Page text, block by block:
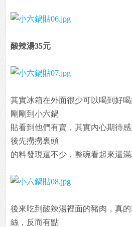
酸辣湯35元
其實冰箱在外面很少可以喝到好
剛剛到小六鍋
貼看到他們有賣，其實內心期待
後先撈撈裏頭
的料發現還不少，整碗看起來還滿
後來吃到酸辣湯裡面的豬肉，真
絲，反而有點